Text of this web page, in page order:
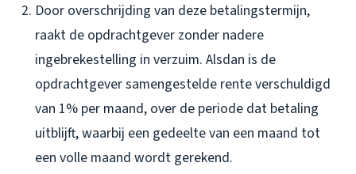
Door overschrijding van deze betalingstermijn,
raakt de opdrachtgever zonder nadere
ingebrekestelling in verzuim. Alsdan is de
opdrachtgever samengestelde rente verschuldigd
van 1% per maand, over de periode dat betaling
uitblijft, waarbij een gedeelte van een maand tot
een volle maand wordt gerekend.